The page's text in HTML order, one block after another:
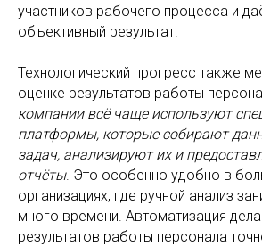
участников рабочего процесса и
объективный результат.
Технологический прогресс также
оценке результатов работы
компании всё чаще используют
платформы, которые собирают
задач, анализируют их и
отчёты. Это особенно удобно в
организациях, где ручной анализ
много времени. Автоматизация
результатов работы персонала